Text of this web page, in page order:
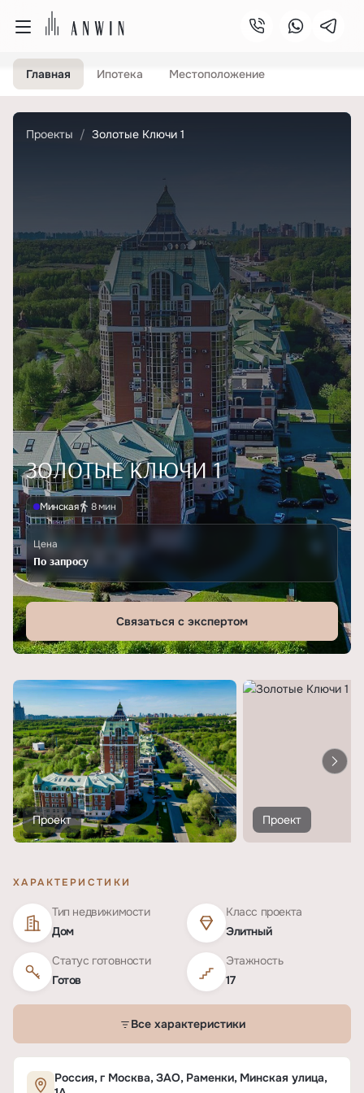
Главная Ипотека Местоположение
Проекты Золотые Ключи 1
ЗОЛОТЫЕ КЛЮЧИ 1
Минская 8 мин
Цена
По запросу
Связаться с экспертом
Проект Проект
ХАРАКТЕРИСТИКИ
Тип недвижимости
Дом
Класс проекта
Элитный
Статус готовности
Готов
Этажность
17
Все характеристики
Характеристики ЖК «Золотые Ключи 1»
Россия, г Москва, ЗАО, Раменки, Минская улица,